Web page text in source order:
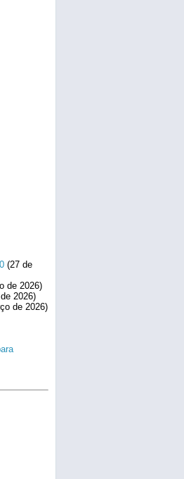
(27 de
de 2026)
2026)
de 2026)